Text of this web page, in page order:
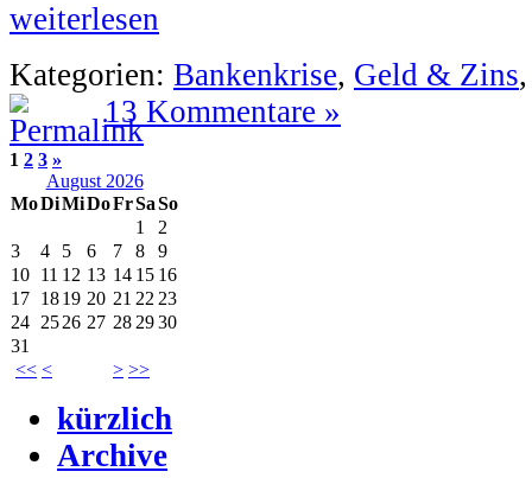
weiterlesen
Kategorien: Bankenkrise, Geld & Zins
13 Kommentare »
1 2 3 »
August 2026
MoDiMiDoFrSaSo
<< < > >>
1
2
3
4 5 6 7 8
9
10 11 12 13 14 15 16
17 1819 20 21 22 23
24 2526 27 28 2930
31
kürzlich
Archive